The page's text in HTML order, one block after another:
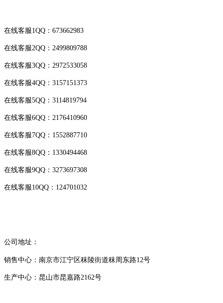
在线客服1QQ：673662983
在线客服2QQ：2499809788
在线客服3QQ：2972533058
在线客服4QQ：3157151373
在线客服5QQ：3114819794
在线客服6QQ：2176410960
在线客服7QQ：1552887710
在线客服8QQ：1330494468
在线客服9QQ：3273697308
在线客服10QQ：124701032
公司地址：
销售中心：南京市江宁区秣陵街道秣周东路12号
生产中心：昆山市昆嘉路2162号